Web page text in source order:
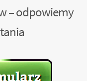
– odpowiemy